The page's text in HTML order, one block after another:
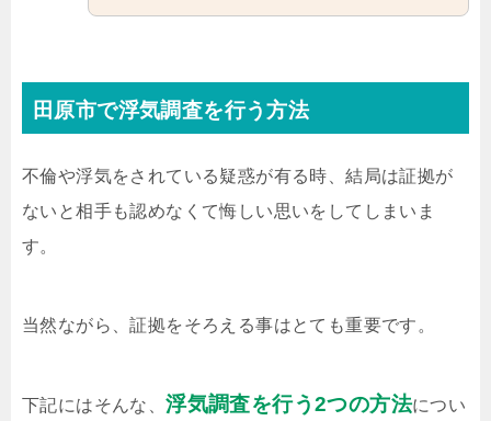
田原市で浮気調査を行う方法
不倫や浮気をされている疑惑が有る時、結局は証拠が
ないと相手も認めなくて悔しい思いをしてしまいま
す。
当然ながら、証拠をそろえる事はとても重要です。
下記にはそんな、浮気調査を行う2つの方法につい